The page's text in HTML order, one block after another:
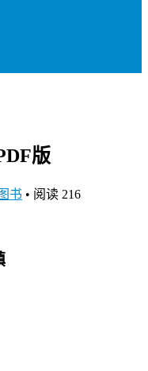
版
图书 • 阅读 216